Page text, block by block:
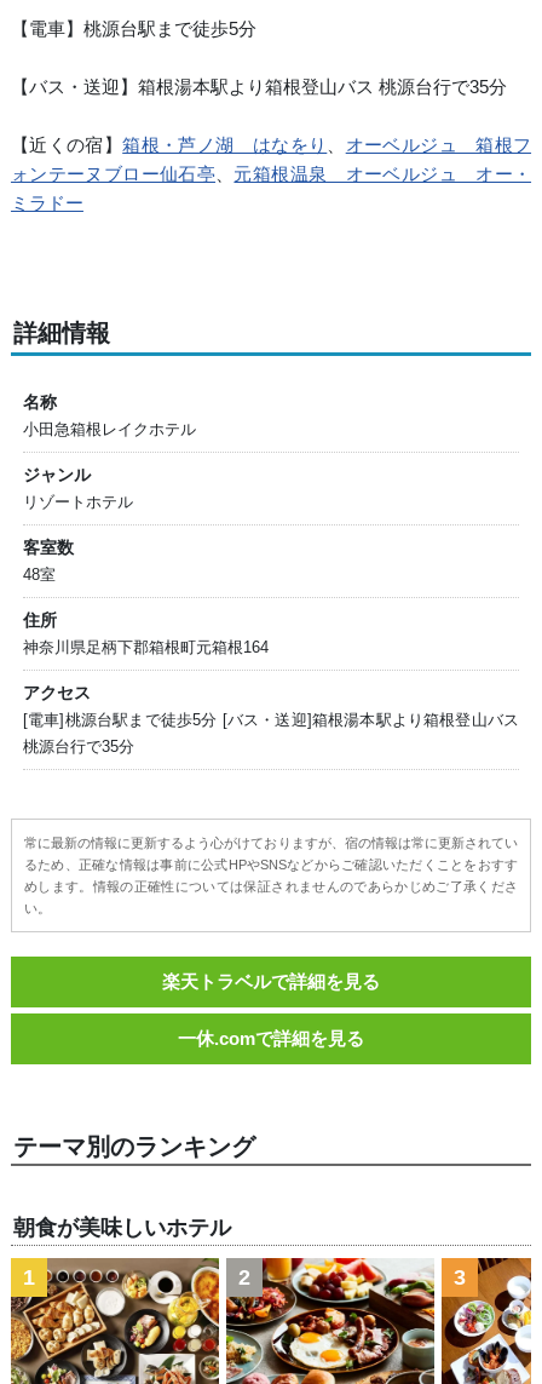
【電車】桃源台駅まで徒歩5分
【バス・送迎】箱根湯本駅より箱根登山バス 桃源台行で35分
【近くの宿】箱根・芦ノ湖 はなをり
オーベルジュ 箱根フ
ォンテーヌブロー仙石亭
元箱根温泉 オーベルジュ オー・
ミラドー
詳細情報
名称
小田急箱根レイクホテル
ジャンル
リゾートホテル
客室数
48室
住所
神奈川県足柄下郡箱根町元箱根164
アクセス
[電車]桃源台駅まで徒歩5分 [バス・送迎]箱根湯本駅より箱根登山バス
桃源台行で35分
常に最新の情報に更新するよう心がけておりますが、宿の情報は常に更新されてい
るため、正確な情報は事前に公式HPやSNSなどからご確認いただくことをおすす
めします。情報の正確性については保証されませんのであらかじめご了承くださ
い。
楽天トラベルで詳細を見る
一休.comで詳細を見る
テーマ別のランキング
朝食が美味しいホテル
1 2 3